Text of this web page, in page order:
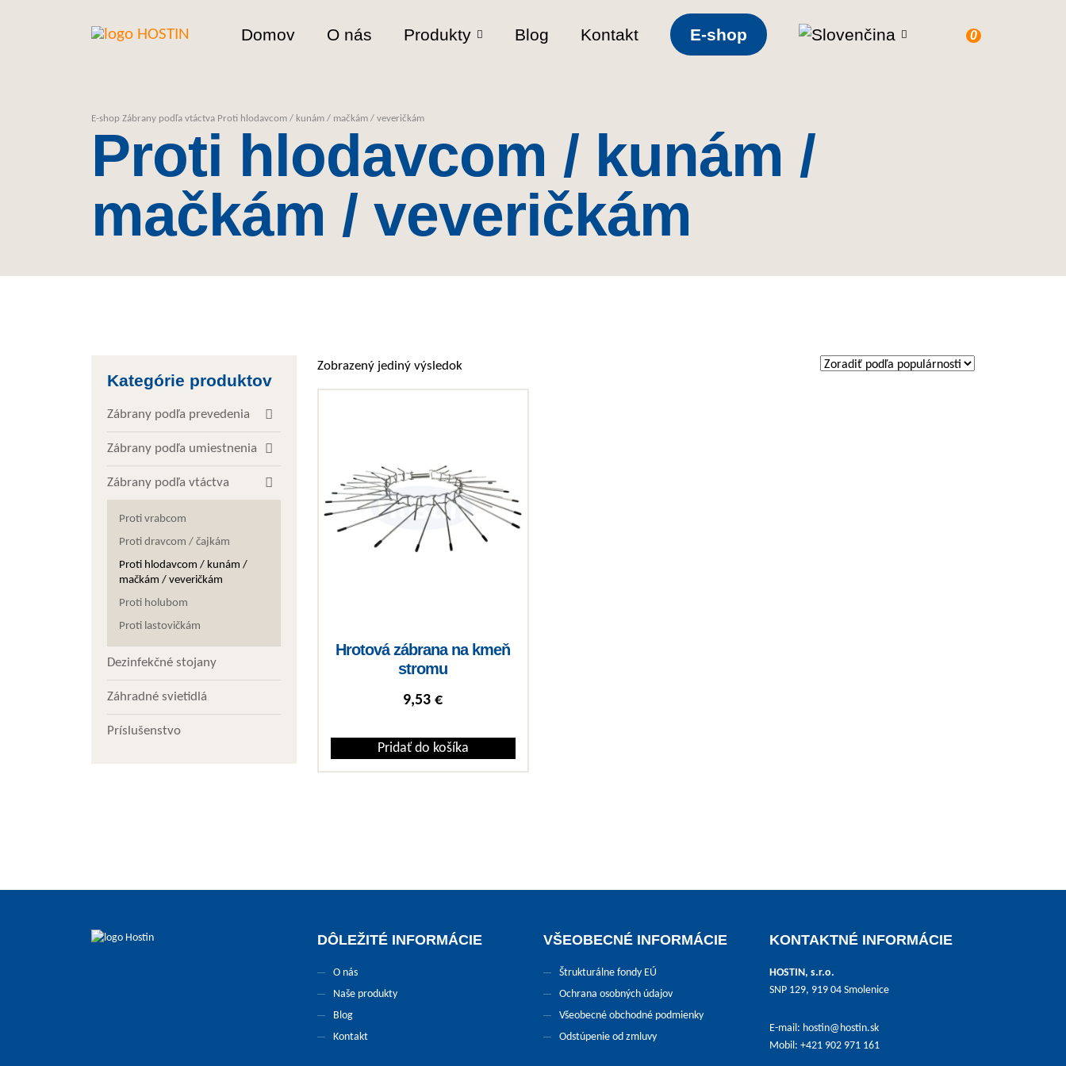
0
Domov O nás Produkty Blog Kontakt E-shop
E-shop Zábrany podľa vtáctva Proti hlodavcom / kunám / mačkám / veveričkám
Proti hlodavcom / kunám /
mačkám / veveričkám
Zobrazený jediný výsledok
Hrotová zábrana na kmeň
stromu
9,53€
Pridať do košíka
Kategórie produktov
Zábrany podľa prevedenia
Zábrany podľa umiestnenia
Zábrany podľa vtáctva
Proti vrabcom
Proti dravcom / čajkám
Proti hlodavcom / kunám /
mačkám / veveričkám
Proti holubom
Proti lastovičkám
Dezinfekčné stojany
Záhradné svietidlá
Príslušenstvo
DÔLEŽITÉ INFORMÁCIE
O nás
Naše produkty
Blog
Kontakt
VŠEOBECNÉ INFORMÁCIE
Štrukturálne fondy EÚ
Ochrana osobných údajov
Všeobecné obchodné podmienky
Odstúpenie od zmluvy
KONTAKTNÉ INFORMÁCIE
HOSTIN, s.r.o.
SNP 129, 919 04 Smolenice
E-mail: hostin@hostin.sk
Mobil: +421 902 971 161